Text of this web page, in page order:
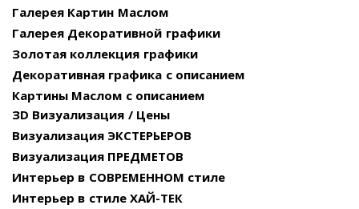
Галерея Картин Маслом
Галерея Декоративной графики
Золотая коллекция графики
Декоративная графика с описанием
Картины Маслом с описанием
ЗD Визуализация / Цены
Визуализация ЭКСТЕРЬЕРОВ
Визуализация ПРЕДМЕТОВ
Интерьер в СОВРЕМЕННОМ стиле
Интерьер в стиле ХАЙ-ТЕК